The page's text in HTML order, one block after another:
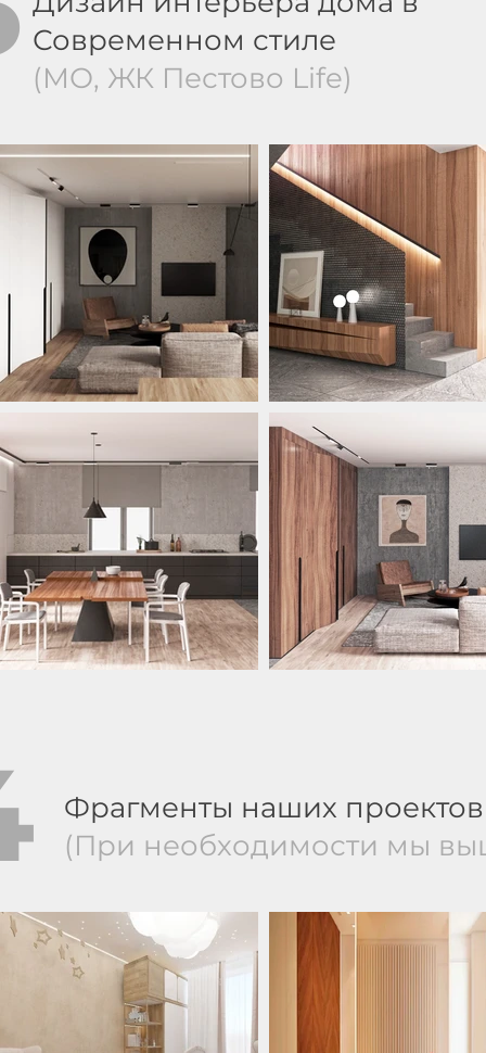
Современном стиле
(МО, ЖК Пестово Life)
Фрагменты наших проектов
(При необходимости мы